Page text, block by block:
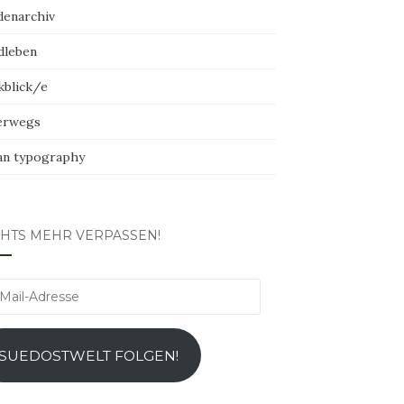
e
typography
MEHR VERPASSEN!
FOLGEN!